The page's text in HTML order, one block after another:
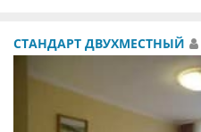
СТАНДАРТ ДВУХМЕСТНЫЙ